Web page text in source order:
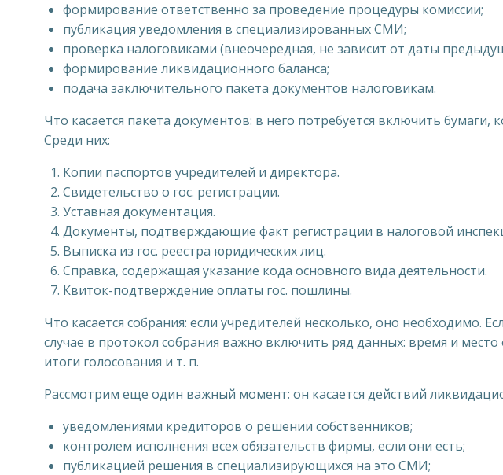
формирование ответственно за проведение процедуры комиссии;
публикация уведомления в специализированных СМИ;
проверка налоговиками (внеочередная, не зависит от даты
формирование ликвидационного баланса;
подача заключительного пакета документов налоговикам.
Что касается пакета документов: в него потребуется включить
Среди них:
Копии паспортов учредителей и директора.
Свидетельство о гос. регистрации.
Уставная документация.
Документы, подтверждающие факт регистрации в налоговой
Выписка из гос. реестра юридических лиц.
Справка, содержащая указание кода основного вида деятельности.
Квиток-подтверждение оплаты гос. пошлины.
Что касается собрания: если учредителей несколько, оно необходимо.
случае в протокол собрания важно включить ряд данных: время и
итоги голосования и т. п.
Рассмотрим еще один важный момент: он касается действий
уведомлениями кредиторов о решении собственников;
контролем исполнения всех обязательств фирмы, если они есть;
публикацией решения в специализирующихся на это СМИ;